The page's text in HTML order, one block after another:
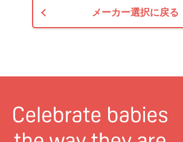
メーカー選択に戻る